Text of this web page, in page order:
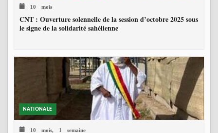
10 mois
CNT : Ouverture solennelle de la session d’octobre 2025 sous
le signe de la solidarité sahélienne
NATIONALE
10 mois, 1 semaine